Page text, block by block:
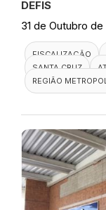
DEFIS
31 de Outubro
FISCALIZAÇÃO
SANTA CRUZ
REGIÃO